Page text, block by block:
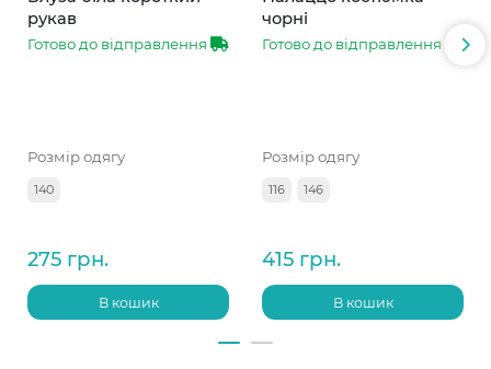
рукав
Готово до відправлення
Розмір одягу
140
275 грн.
В кошик
чорні
Готово до відправлення
Розмір одягу
116 146
415 грн.
В кошик